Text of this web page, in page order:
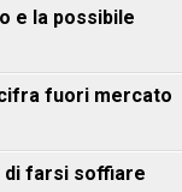
e la possibile
cifra fuori mercato
di farsi soffiare